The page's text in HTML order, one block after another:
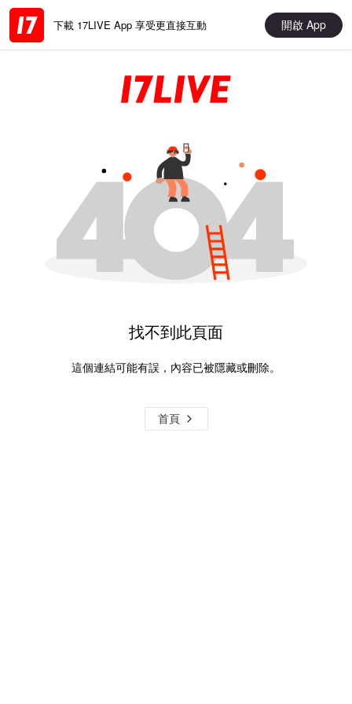
下載 17LIVE App 享受更直接互動 開啟 App
找不到此頁面
這個連結可能有誤，內容已被隱藏或刪除。
首頁